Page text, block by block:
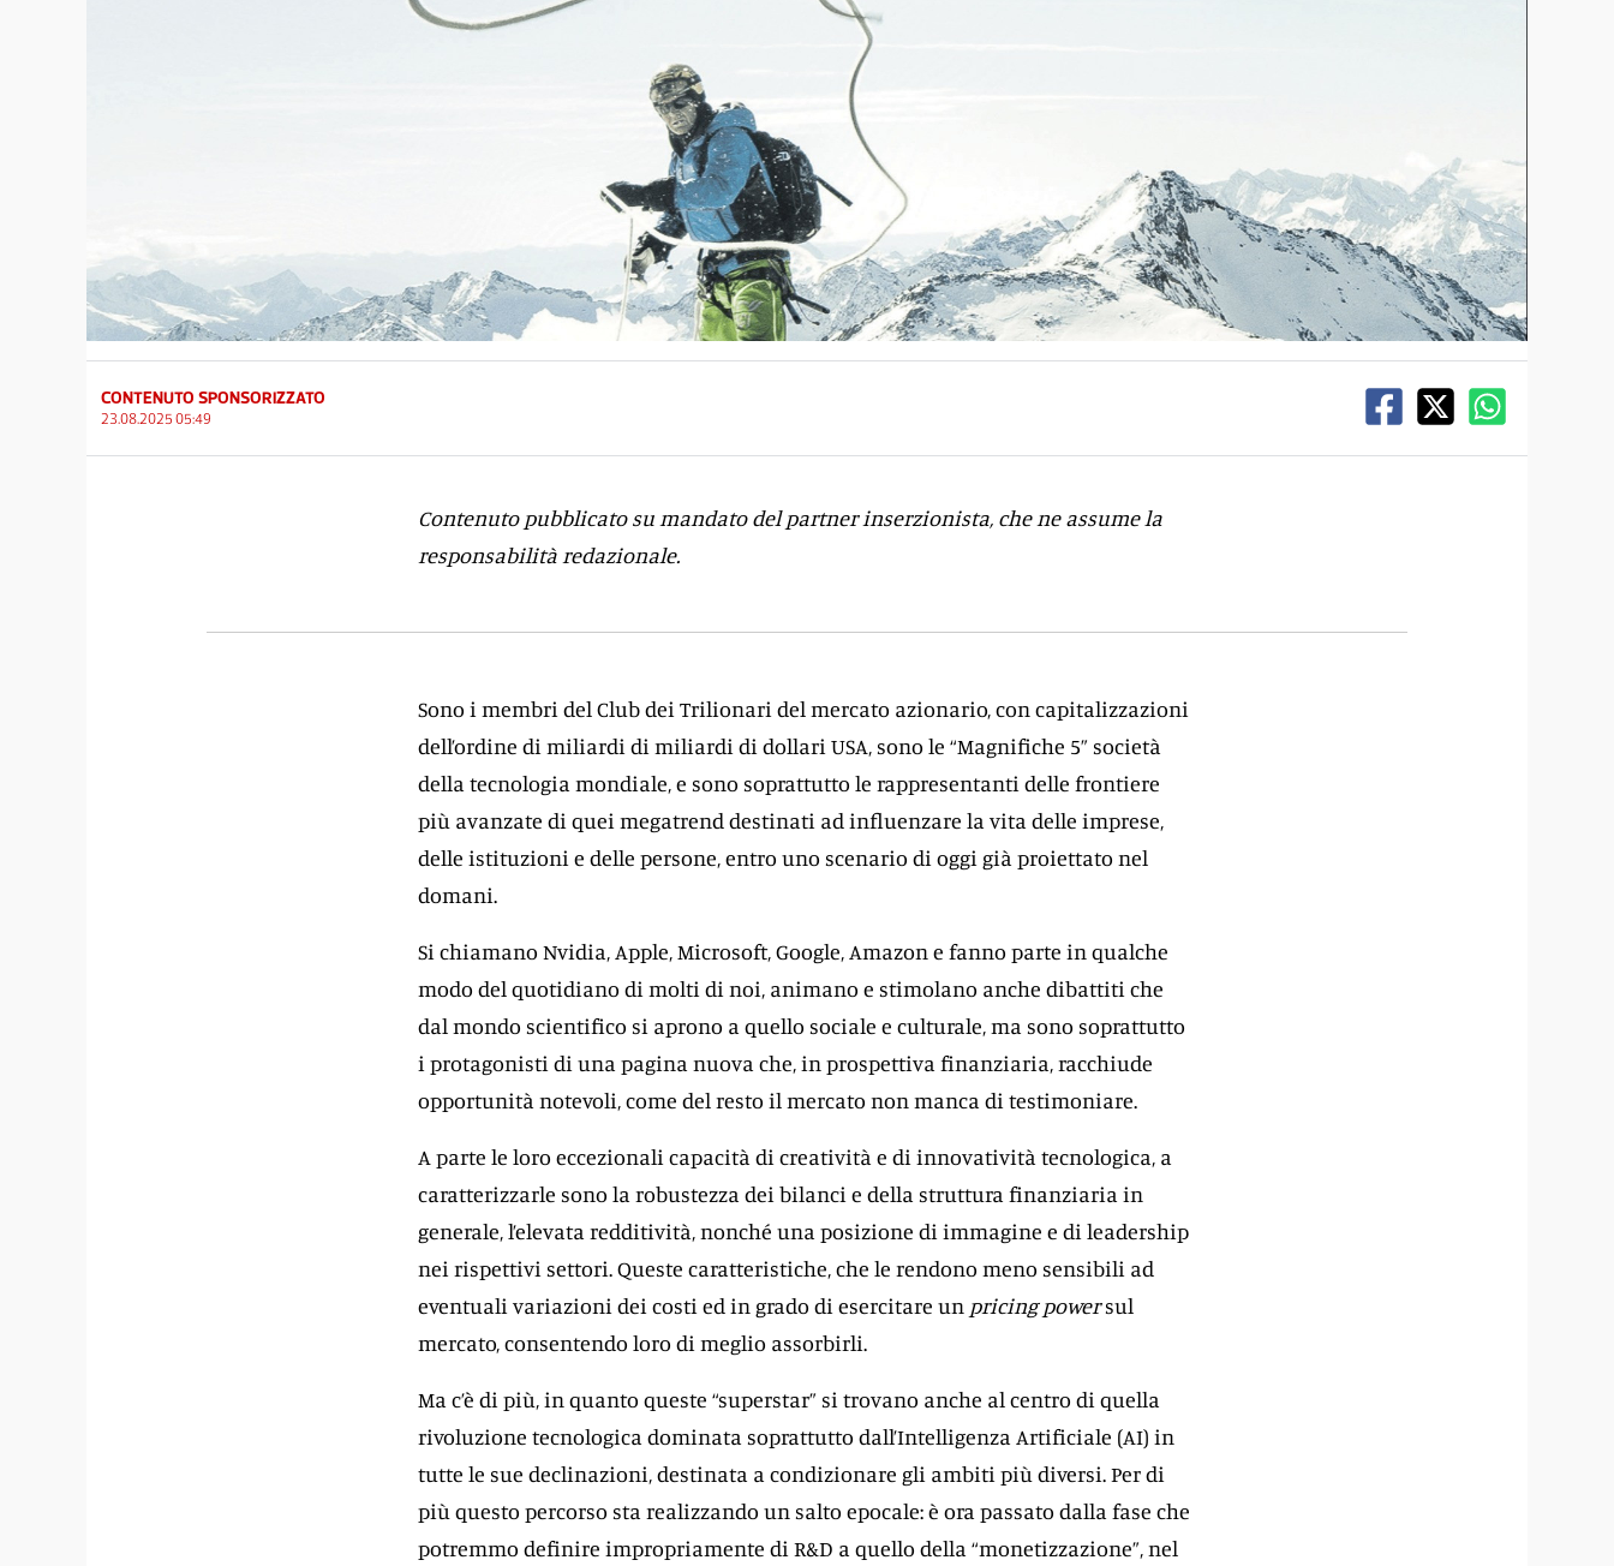
CONTENUTO SPONSORIZZATO
23.08.2025 05:49
Contenuto pubblicato su mandato del partner inserzionista, che ne assume la
responsabilità redazionale.
Sono i membri del Club dei Trilionari del mercato azionario, con capitalizzazioni
dell’ordine di miliardi di miliardi di dollari USA, sono le “Magnifiche 5” società
della tecnologia mondiale, e sono soprattutto le rappresentanti delle frontiere
più avanzate di quei megatrend destinati ad influenzare la vita delle imprese,
delle istituzioni e delle persone, entro uno scenario di oggi già proiettato nel
domani.
Si chiamano Nvidia, Apple, Microsoft, Google, Amazon e fanno parte in qualche
modo del quotidiano di molti di noi, animano e stimolano anche dibattiti che
dal mondo scientifico si aprono a quello sociale e culturale, ma sono soprattutto
i protagonisti di una pagina nuova che, in prospettiva finanziaria, racchiude
opportunità notevoli, come del resto il mercato non manca di testimoniare.
A parte le loro eccezionali capacità di creatività e di innovatività tecnologica, a
caratterizzarle sono la robustezza dei bilanci e della struttura finanziaria in
generale, l’elevata redditività, nonché una posizione di immagine e di leadership
nei rispettivi settori. Queste caratteristiche, che le rendono meno sensibili ad
eventuali variazioni dei costi ed in grado di esercitare un pricing powersul
mercato, consentendo loro di meglio assorbirli.
Ma c’è di più, in quanto queste “superstar” si trovano anche al centro di quella
rivoluzione tecnologica dominata soprattutto dall’Intelligenza Artificiale (AI) in
tutte le sue declinazioni, destinata a condizionare gli ambiti più diversi. Per di
più questo percorso sta realizzando un salto epocale: è ora passato dalla fase che
potremmo definire impropriamente di R&D a quello della “monetizzazione”, nel